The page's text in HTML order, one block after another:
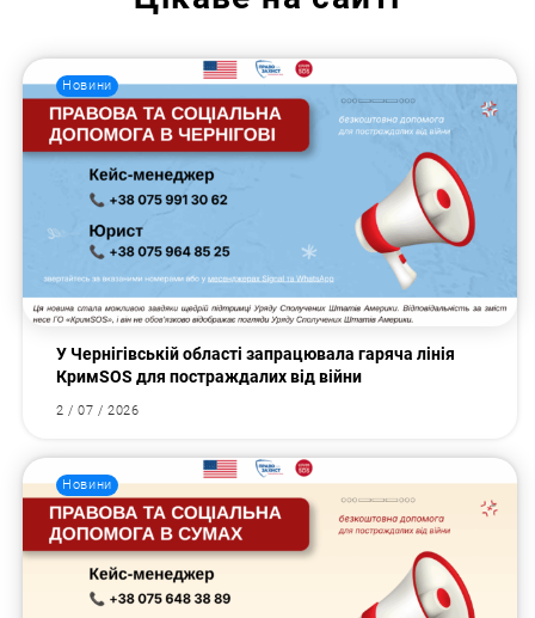
Новини
У Чернігівській області запрацювала гаряча лінія
КримSOS для постраждалих від війни
2 / 07 / 2026
Новини